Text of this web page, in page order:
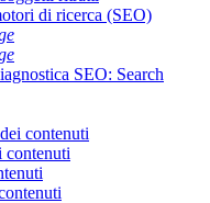
di ricerca (SEO)
SEO: Search
contenuti
contenuti